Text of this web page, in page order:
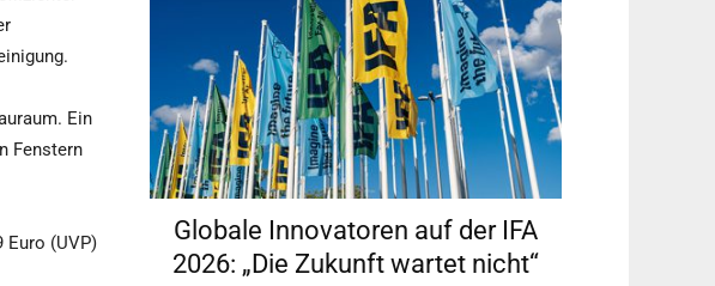
Ein
Fenstern
Euro (UVP)
Globale Innovatoren auf der IFA
2026: „Die Zukunft wartet nicht“